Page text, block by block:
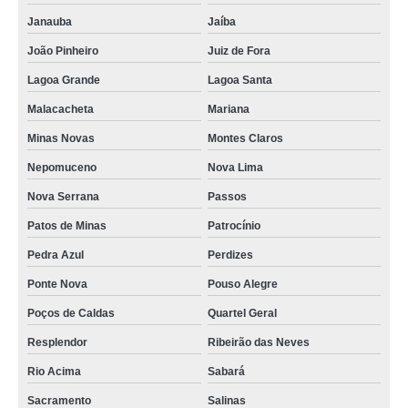
Janauba Jaíba
João Pinheiro Juiz de Fora
Lagoa Grande Lagoa Santa
Malacacheta Mariana
Minas Novas Montes Claros
Nepomuceno Nova Lima
Nova Serrana Passos
Patos de Minas Patrocínio
Pedra Azul Perdizes
Ponte Nova Pouso Alegre
Poços de Caldas Quartel Geral
Resplendor Ribeirão das Neves
Rio Acima Sabará
Sacramento Salinas